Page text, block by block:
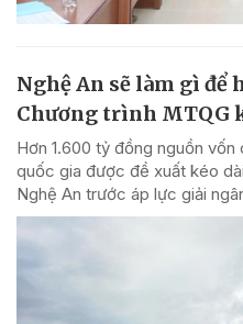
Nghệ An sẽ làm gì để
Chương trình MTQG
Hơn 1.600 tỷ đồng nguồn
quốc gia được đề xuất kéo
Nghệ An trước áp lực giải